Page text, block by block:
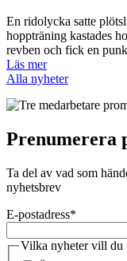
En ridolycka satte
hoppträning kastades
revben och fick en
Läs mer
Alla nyheter
Prenumerera
Ta del av vad som
nyhetsbrev
E-postadress*
Vilka nyheter vill du